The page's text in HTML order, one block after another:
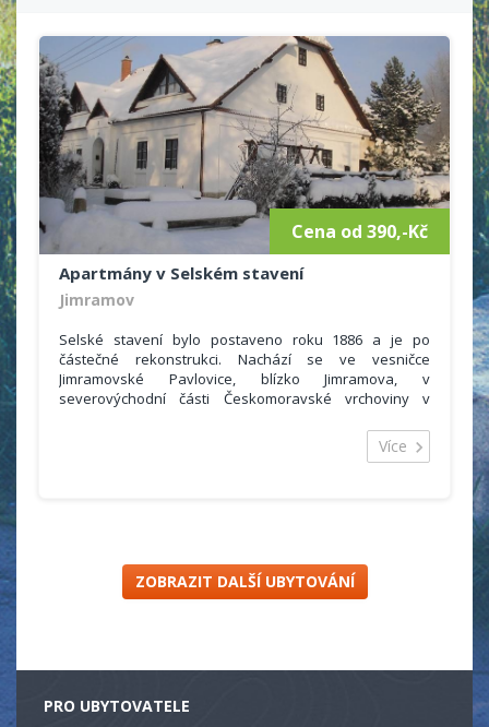
Cena od 390,-Kč
Apartmány v Selském stavení
Jimramov
Selské stavení bylo postaveno roku 1886 a je po
částečné rekonstrukci. Nachází se ve vesničce
Jimramovské Pavlovice, blízko Jimramova, v
severovýchodní části Českomoravské vrchoviny v
malebném údolí obklopeném mnoha kopci, z nichž
Více
ZOBRAZIT DALŠÍ UBYTOVÁNÍ
PRO UBYTOVATELE